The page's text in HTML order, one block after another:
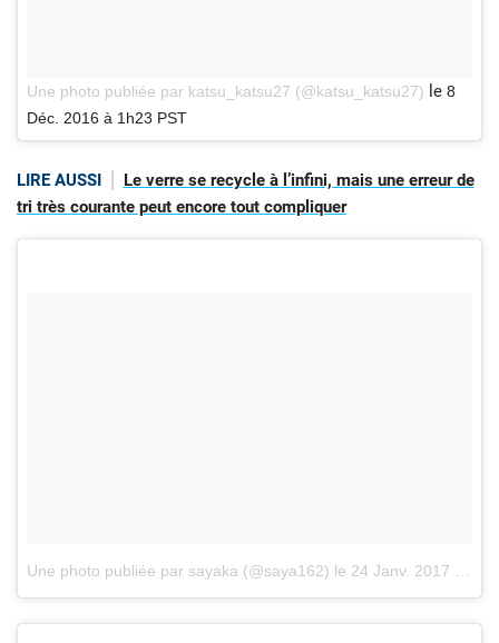
Une photo publiée par katsu_katsu27 (@katsu_katsu27) le 8
Déc. 2016 à 1h23 PST
LIRE AUSSI
Le verre se recycle à l’infini, mais une erreur de
tri très courante peut encore tout compliquer
Une photo publiée par sayaka (@saya162) le 24 Janv. 2017 à 17h34 PST